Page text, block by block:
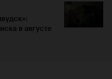
в августе